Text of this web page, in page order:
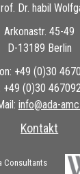
Dr. habil
Arkonastr. 45-49
D-13189 Berlin
+49 (0)30
+49 (0)30
ue.cma-
Kontakt
Consultants